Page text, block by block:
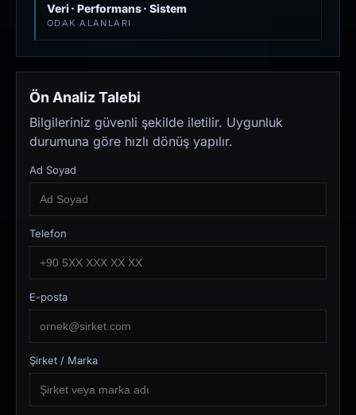
Veri · Performans · Sistem
ODAK ALANLARI
Ön Analiz Talebi
Bilgileriniz güvenli şekilde iletilir. Uygunluk
durumuna göre hızlı dönüş yapılır.
Ad Soyad
Telefon
E-posta
Şirket / Marka